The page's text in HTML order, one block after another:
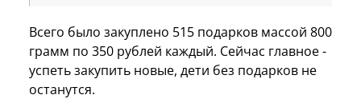
Всего было закуплено 515 подарков массой 800
грамм по 350 рублей каждый. Сейчас главное -
успеть закупить новые, дети без подарков не
останутся.